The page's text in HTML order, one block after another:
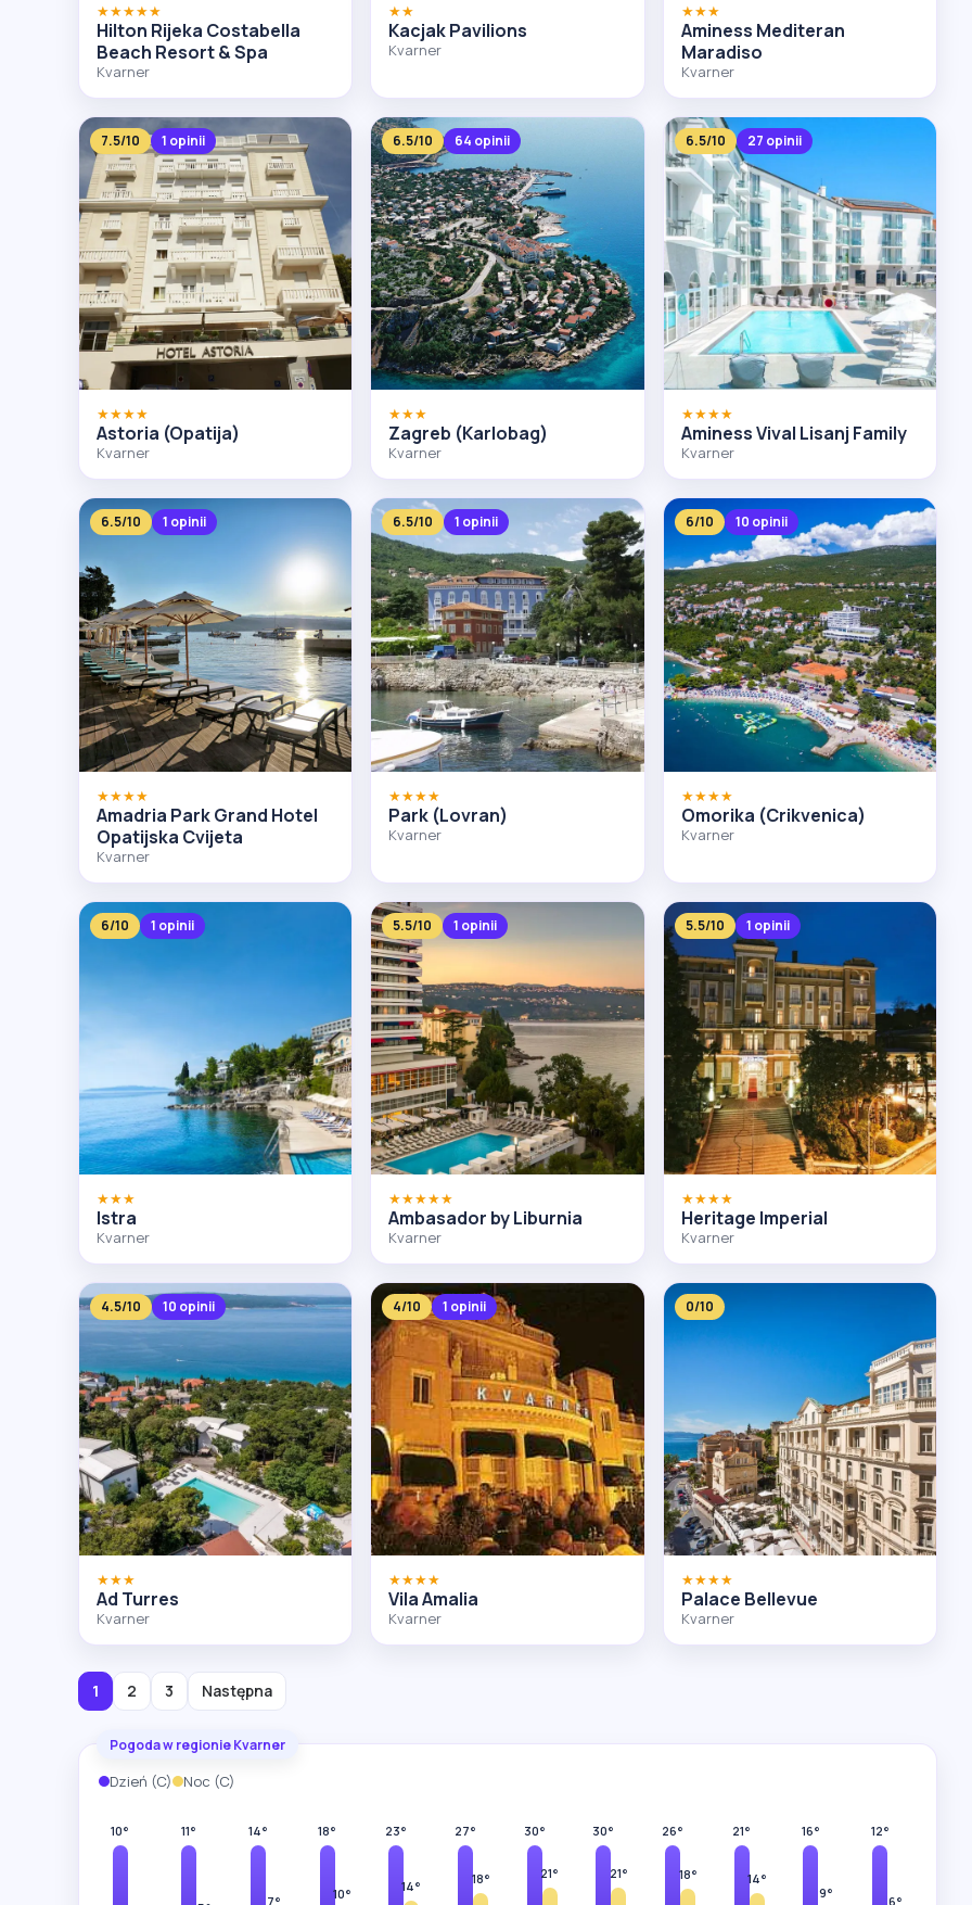
★★★★★
Hilton Rijeka Costabella
Beach Resort & Spa
Kvarner
★★
Kacjak Pavilions
Kvarner
★★★
Aminess Mediteran
Maradiso
Kvarner
7.5/10 1 opinii
★★★★
Astoria (Opatija)
Kvarner
6.5/10 64 opinii
★★★
Zagreb (Karlobag)
Kvarner
6.5/10 27 opinii
★★★★
Aminess Vival Lisanj Family
Kvarner
6.5/10 1 opinii
★★★★
Amadria Park Grand Hotel
Opatijska Cvijeta
Kvarner
6.5/10 1 opinii
★★★★
Park (Lovran)
Kvarner
6/10 10 opinii
★★★★
Omorika (Crikvenica)
Kvarner
6/10 1 opinii
★★★
Istra
Kvarner
5.5/10 1 opinii
★★★★★
Ambasador by Liburnia
Kvarner
5.5/10 1 opinii
★★★★
Heritage Imperial
Kvarner
4.5/10 10 opinii
★★★
Ad Turres
Kvarner
4/10 1 opinii
★★★★
Vila Amalia
Kvarner
0/10
★★★★
Palace Bellevue
Kvarner
1 2 3 Następna
Pogoda w regionie Kvarner
Dzień (C) Noc (C)
10° 11° 14°
7°
18°
10°
23°
14°
27°
18°
30°
21°
30°
21°
26°
18°
21°
14°
16°
9°
12°
6°